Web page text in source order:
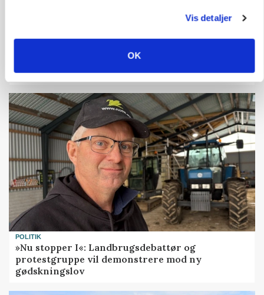
Vis detaljer
OK
Fra mark til mur: Byggeriet kan åbne nyt
marked for biokul
POLITIK
»Nu stopper I«: Landbrugsdebattør og
protestgruppe vil demonstrere mod ny
gødskningslov